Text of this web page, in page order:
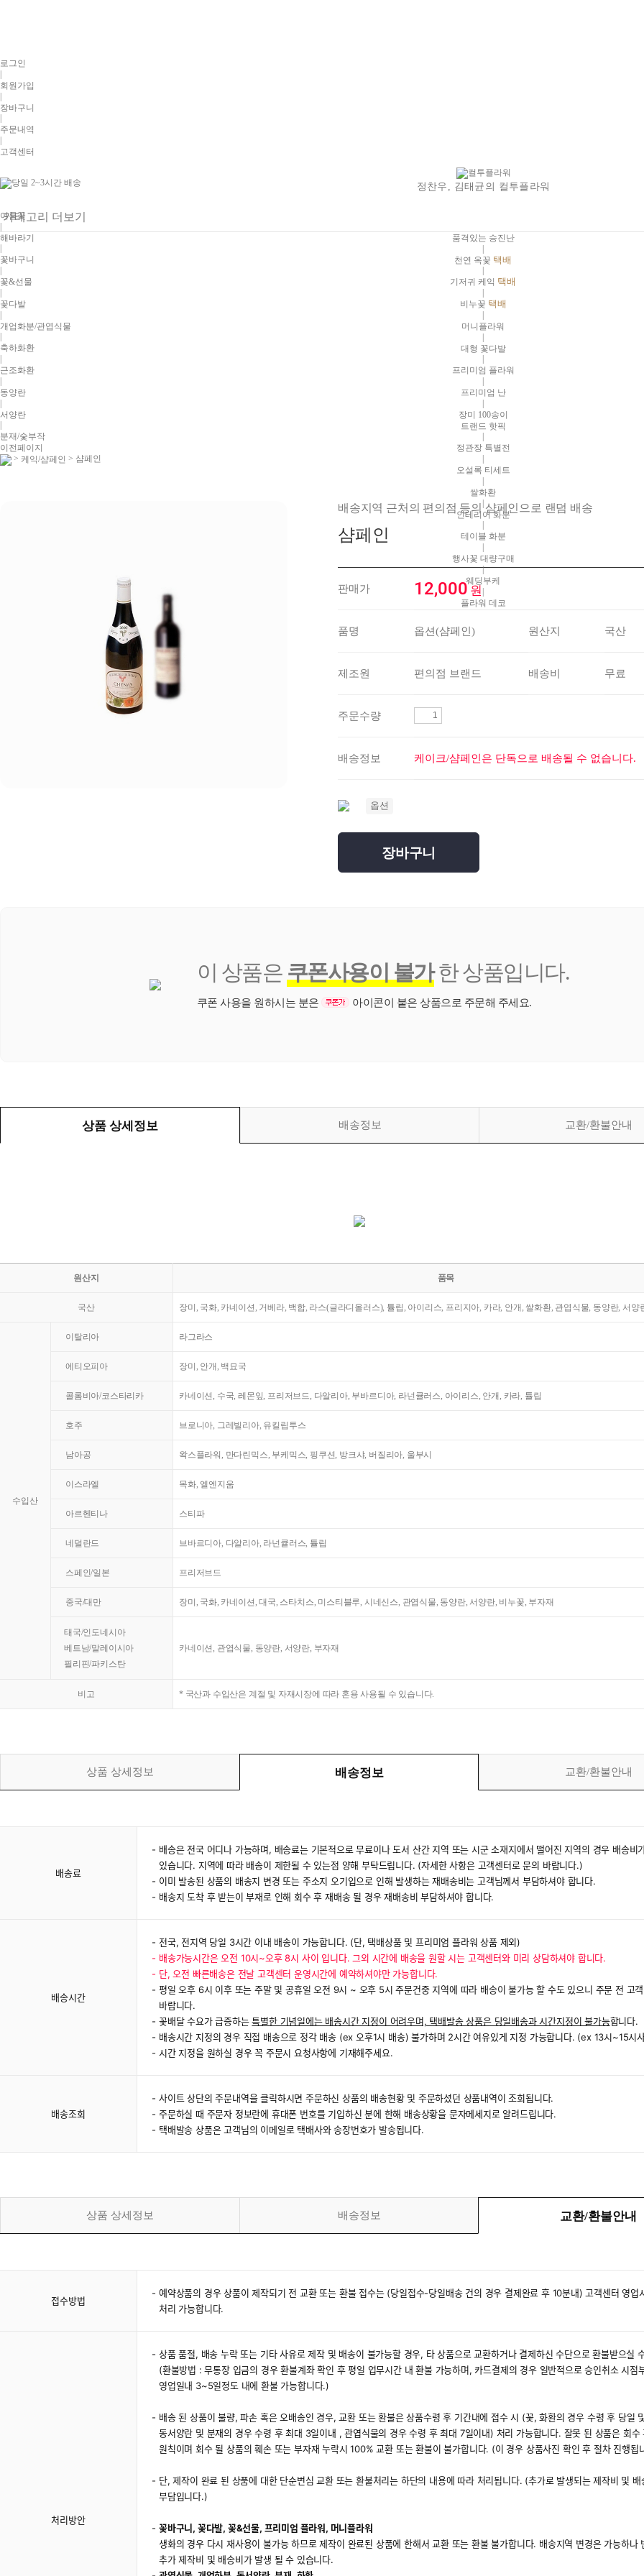
로그인
|
회원가입
|
장바구니
주문내역
고객센터
정찬우, 김태균의 컬투플라워
카테고리 더보기
품격있는 승진난
|
천연 옥꽃 택배
기저귀 케익 택배
비누꽃 택배
|
머니플라워
|
대형 꽃다발
프리미엄 플라워
프리미엄 난
|
장미 100송이
트랜드 핫픽
정관장 특별전
오설록 티세트
|
쌀화환
|
인테리어 화분
테이블 화분
행사꽃 대량구매
|
웨딩부케
|
플라워 데코
여름꽃
|
해바라기
꽃바구니
꽃&선물
|
꽃다발
|
개업화분/관엽식물
축하화환
근조화환
|
동양란
|
서양란
분재/숯부작
이전페이지
> 케익/샴페인 > 샴페인
배송지역 근처의 편의점 등의 샴페인으로 랜덤 배송
샴페인
판매가 12,000 원
품명 옵션(샴페인) 원산지 국산
제조원 편의점 브랜드 배송비 무료
주문수량
배송정보 케이크/샴페인은 단독으로 배송될 수 없습니다.
옵션
장바구니
이 상품은 쿠폰사용이 불가한 상품입니다.
쿠폰 사용을 원하시는 분은 아이콘이 붙은 상품으로 주문해 주세요.
상품 상세정보 배송정보 교환/환불안내
원산지 품목
국산 장미, 국화, 카네이션, 거베라, 백합, 라스(글라디올러스), 튤립, 아이리스, 프리지아, 카라, 안개, 쌀화환, 관엽식물, 동양란, 서양
수입산
이탈리아 라그라스
에티오피아 장미, 안개, 백묘국
콜롬비아/코스타리카 카네이션, 수국, 레몬잎, 프리저브드, 다알리아, 부바르디아, 라넌큘러스, 아이리스, 안개, 카라, 튤립
호주 브로니아, 그레빌리아, 유킬립투스
남아공 왁스플라워, 만다린믹스, 부케믹스, 핑쿠션, 방크샤, 버질리아, 울부시
이스라엘 목화, 엘엔지움
아르헨티나 스티파
네덜란드 브바르디아, 다알리아, 라넌큘러스, 튤립
스페인/일본 프리저브드
중국/대만 장미, 국화, 카네이션, 대국, 스타치스, 미스티블루, 시네신스, 관엽식물, 동양란, 서양란, 비누꽃, 부자재
태국/인도네시아
베트남/말레이시아
필리핀/파키스탄
카네이션, 관엽식물, 동양란, 서양란, 부자재
비고 * 국산과 수입산은 계절 및 자재시장에 따라 혼용 사용될 수 있습니다.
상품 상세정보 배송정보 교환/환불안내
배송료
배송은 전국 어디나 가능하며, 배송료는 기본적으로 무료이나 도서 산간 지역 또는 시군 소재지에서 떨어진 지역의 경우 배송비
있습니다. 지역에 따라 배송이 제한될 수 있는점 양해 부탁드립니다. (자세한 사항은 고객센터로 문의 바랍니다.)
이미 발송된 상품의 배송지 변경 또는 주소지 오기입으로 인해 발생하는 재배송비는 고객님께서 부담하셔야 합니다.
배송지 도착 후 받는이 부재로 인해 회수 후 재배송 될 경우 재배송비 부담하셔야 합니다.
배송시간
전국, 전지역 당일 3시간 이내 배송이 가능합니다. (단, 택배상품 및 프리미엄 플라워 상품 제외)
배송가능시간은 오전 10시~오후 8시 사이 입니다. 그외 시간에 배송을 원할 시는 고객센터와 미리 상담하셔야 합니다.
단, 오전 빠른배송은 전날 고객센터 운영시간에 예약하셔야만 가능합니다.
평일 오후 6시 이후 또는 주말 및 공휴일 오전 9시 ~ 오후 5시 주문건중 지역에 따라 배송이 불가능 할 수도 있으니 주문 전 고
바랍니다.
꽃배달 수요가 급증하는특별한 기념일에는 배송시간 지정이 어려우며, 택배발송 상품은 당일배송과 시간지정이 불가능합니다.
배송시간 지정의 경우 직접 배송으로 정각 배송 (ex 오후1시 배송) 불가하며 2시간 여유있게 지정 가능합니다. (ex 13시~15시
시간 지정을 원하실 경우 꼭 주문시 요청사항에 기재해주세요.
배송조회
사이트 상단의 주문내역을 클릭하시면 주문하신 상품의 배송현황 및 주문하셨던 상품내역이 조회됩니다.
주문하실 때 주문자 정보란에 휴대폰 번호를 기입하신 분에 한해 배송상황을 문자메세지로 알려드립니다.
택배발송 상품은 고객님의 이메일로 택배사와 송장번호가 발송됩니다.
상품 상세정보 배송정보 교환/환불안내
접수방법
예약상품의 경우 상품이 제작되기 전 교환 또는 환불 접수는 (당일접수-당일배송 건의 경우 결제완료 후 10분내) 고객센터 영업
처리 가능합니다.
처리방안
상품 품절, 배송 누락 또는 기타 사유로 제작 및 배송이 불가능할 경우, 타 상품으로 교환하거나 결제하신 수단으로 환불받으실
(환불방법 : 무통장 입금의 경우 환불계좌 확인 후 평일 업무시간 내 환불 가능하며, 카드결제의 경우 일반적으로 승인취소 시점
영업일내 3~5일정도 내에 환불 가능합니다.)
배송 된 상품이 불량, 파손 혹은 오배송인 경우, 교환 또는 환불은 상품수령 후 기간내에 접수 시 (꽃, 화환의 경우 수령 후 당일
동서양란 및 분재의 경우 수령 후 최대 3일이내 , 관엽식물의 경우 수령 후 최대 7일이내) 처리 가능합니다. 잘못 된 상품은 회수
원칙이며 회수 될 상품의 훼손 또는 부자재 누락시 100% 교환 또는 환불이 불가합니다. (이 경우 상품사진 확인 후 절차 진행됩
단, 제작이 완료 된 상품에 대한 단순변심 교환 또는 환불처리는 하단의 내용에 따라 처리됩니다. (추가로 발생되는 제작비 및 배
부담입니다.)
꽃바구니, 꽃다발, 꽃&선물, 프리미엄 플라워, 머니플라워
생화의 경우 다시 재사용이 불가능 하므로 제작이 완료된 상품에 한해서 교환 또는 환불 불가합니다. 배송지역 변경은 가능하나
추가 제작비 및 배송비가 발생 될 수 있습니다.